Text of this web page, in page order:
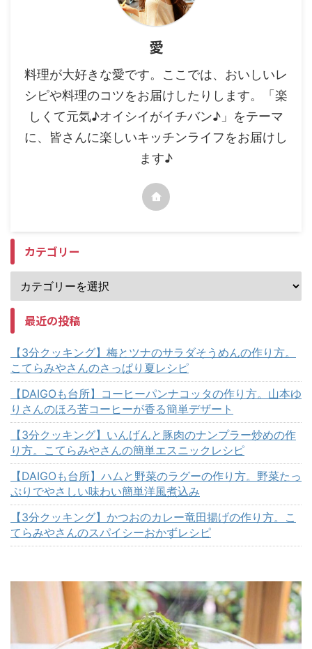
愛
料理が大好きな愛です。ここでは、おいしいレ
シピや料理のコツをお届けしたりします。「楽
しくて元気♪オイシイがイチバン♪」をテーマ
に、皆さんに楽しいキッチンライフをお届けし
ます♪
カテゴリー
最近の投稿
【3分クッキング】梅とツナのサラダそうめんの作り方。
こてらみやさんのさっぱり夏レシピ
【DAIGOも台所】コーヒーパンナコッタの作り方。山本ゆ
りさんのほろ苦コーヒーが香る簡単デザート
【3分クッキング】いんげんと豚肉のナンプラー炒めの作
り方。こてらみやさんの簡単エスニックレシピ
【DAIGOも台所】ハムと野菜のラグーの作り方。野菜たっ
ぷりでやさしい味わい簡単洋風煮込み
【3分クッキング】かつおのカレー竜田揚げの作り方。こ
てらみやさんのスパイシーおかずレシピ